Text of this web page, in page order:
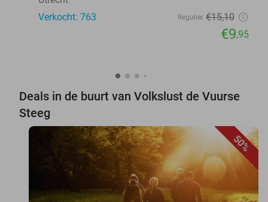
Verkocht: 763
Regulier €15,10
€9,95
Deals in de buurt van Volkslust de Vuurse
Steeg
50%